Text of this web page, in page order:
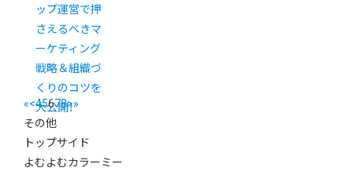
ップ運営で押
さえるべきマ
ーケティング
戦略＆組織づ
くりのコツを
大公開！
«<45678>»
その他
トップサイド
よむよむカラーミー